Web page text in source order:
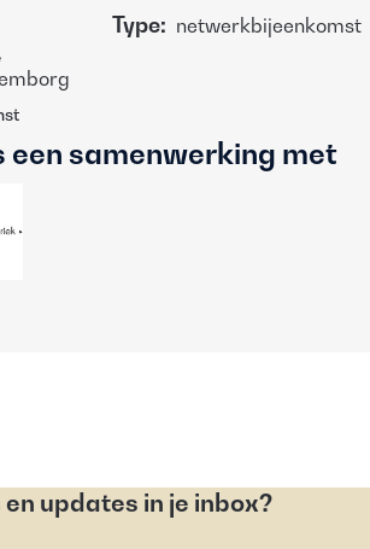
Type: netwerkbijeenkomst
een samenwerking met
updates in je inbox?